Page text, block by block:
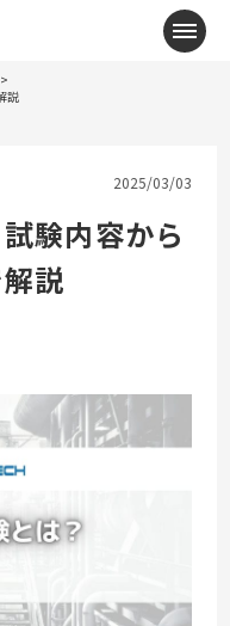
メニ
説
2025/03/03
験内容から
説